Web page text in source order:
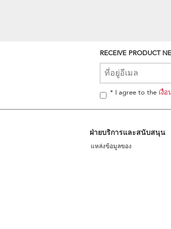
RECEIVE PRODUCT
* I agree to the เงื่
ฝ่ายบริการและสนับสนุน
แหล่งข้อมูลของ